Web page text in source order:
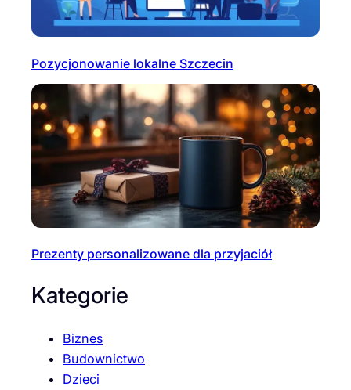
Pozycjonowanie lokalne Szczecin
Prezenty personalizowane dla przyjaciół
Kategorie
Biznes
Budownictwo
Dzieci